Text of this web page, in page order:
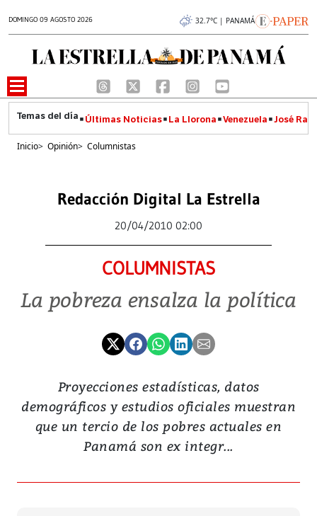
DOMINGO 09 AGOSTO 2026 32.7°C | PANAMÁ
Últimas Noticias La Llorona Venezuela José
Inicio> Opinión> Columnistas
Redacción Digital La Estrella
20/04/2010 02:00
COLUMNISTAS
La pobreza ensalza la política
Proyecciones estadísticas, datos
demográficos y estudios oficiales muestran
que un tercio de los pobres actuales en
Panamá son ex integr...